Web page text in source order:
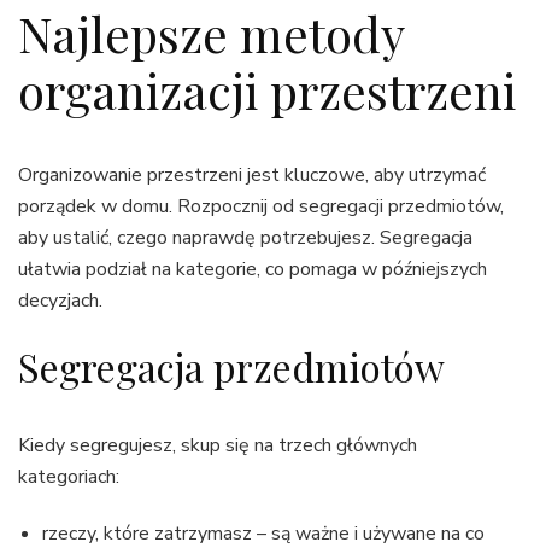
Najlepsze metody
organizacji przestrzeni
Organizowanie przestrzeni jest kluczowe, aby utrzymać
porządek w domu. Rozpocznij od segregacji przedmiotów,
aby ustalić, czego naprawdę potrzebujesz. Segregacja
ułatwia podział na kategorie, co pomaga w późniejszych
decyzjach.
Segregacja przedmiotów
Kiedy segregujesz, skup się na trzech głównych
kategoriach:
rzeczy, które zatrzymasz – są ważne i używane na co